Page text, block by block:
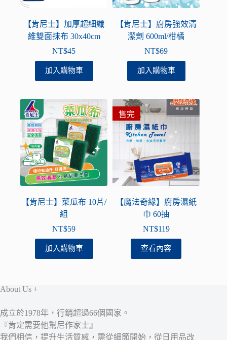
【肯尼士】加厚超細纖
維雙面抹布 30x40cm
NT$45
加入購物車
【肯尼士】廚房強效清
潔劑 600ml/柑橘
NT$69
加入購物車
【肯尼士】菜瓜布 10片/
組
NT$59
加入購物車
售完
【魔法奇緣】廚房濕紙
巾 60抽
NT$119
查看內容
About Us +
成立於1978年，行銷超過66個國家。
『肯定需要他幫尼作家士』
我們相信，提升生活質感，需從細節開始，從日用品改